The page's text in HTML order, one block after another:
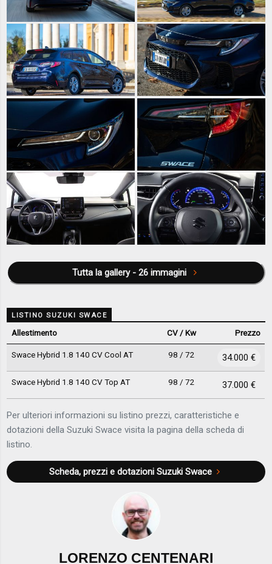
Tutta la gallery - 26 immagini
LISTINO SUZUKI SWACE
Allestimento CV / Kw Prezzo
Swace Hybrid 1.8 140 CV Cool AT 98 / 72 34.000 €
Swace Hybrid 1.8 140 CV Top AT 98 / 72 37.000 €
Per ulteriori informazioni su listino prezzi, caratteristiche e
dotazioni della Suzuki Swace visita la pagina della scheda di
listino.
Scheda, prezzi e dotazioni Suzuki Swace
LORENZO CENTENARI